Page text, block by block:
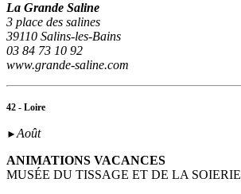
La Grande Saline
3 place des salines
39110 Salins-les-Bains
03 84 73 10 92
www.grande-saline.com
42 - Loire
►Août
ANIMATIONS VACANCES
MUSÉE DU TISSAGE ET DE LA SOIERIE